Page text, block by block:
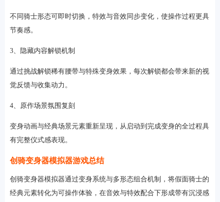
不同骑士形态可即时切换，特效与音效同步变化，使操作过程更具
节奏感。
3、隐藏内容解锁机制
通过挑战解锁稀有腰带与特殊变身效果，每次解锁都会带来新的视
觉反馈与收集动力。
4、原作场景氛围复刻
变身动画与经典场景元素重新呈现，从启动到完成变身的全过程具
有完整仪式感表现。
创骑变身器模拟器游戏总结
创骑变身器模拟器通过变身系统与多形态组合机制，将假面骑士的
经典元素转化为可操作体验，在音效与特效配合下形成带有沉浸感